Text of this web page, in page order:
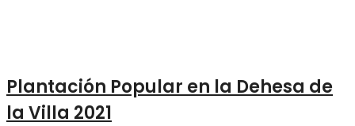
Plantación Popular en la Dehesa de
la Villa 2021